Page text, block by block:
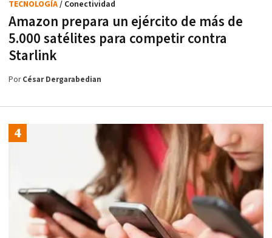
Amazon prepara un ejército de más de
5.000 satélites para competir contra
Starlink
TECNOLOGÍA/ Conectividad
PorCésar Dergarabedian